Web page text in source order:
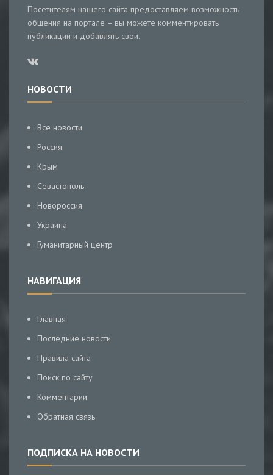
Посетителям нашего сайта предоставляем возможность
общения на портале – вы можете комментировать
публикации и добавлять свои.
НОВОСТИ
Все новости
Россия
Крым
Севастополь
Новороссия
Украина
Гуманитарный центр
НАВИГАЦИЯ
Главная
Последние новости
Правила сайта
Поиск по сайту
Комментарии
Обратная связь
ПОДПИСКА НА НОВОСТИ